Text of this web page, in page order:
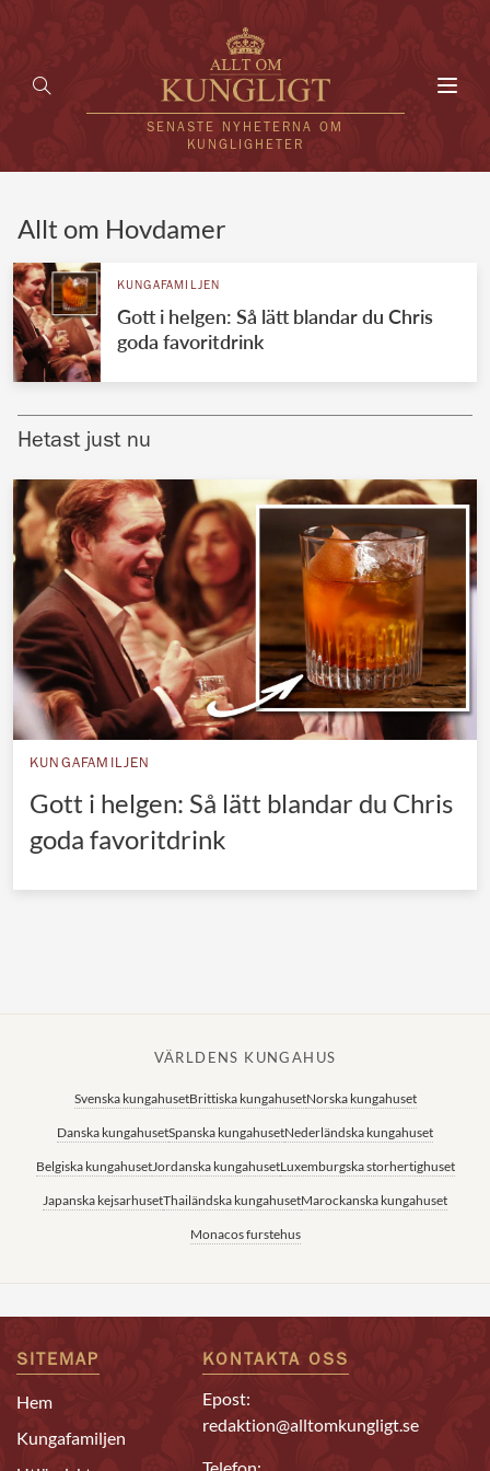
SENASTE NYHETERNA OM
KUNGLIGHETER
UTLÄNDSKT
VÄRLDENS KUNGAHUS
Brittiska kungahuset
Norska kungahuset
Danska kungahuset
Spanska kungahuset
Nederländska kungahuset
Belgiska kungahuset
Jordanska kungahuset
Luxemburgska storhertighuset
Japanska kejsarhuset
Thailändska kungahuset
Allt om Hovdamer
KUNGAFAMILJEN
Gott i helgen: Så lätt blandar du Chris
goda favoritdrink
Hetast just nu
KUNGAFAMILJEN
Gott i helgen: Så lätt blandar du Chris
goda favoritdrink
VÄRLDENS KUNGAHUS
Svenska kungahusetBrittiska kungahusetNorska kungahuset
Danska kungahusetSpanska kungahusetNederländska kungahuset
Belgiska kungahusetJordanska kungahusetLuxemburgska storhertighuset
Japanska kejsarhusetThailändska kungahusetMarockanska kungahuset
Monacos furstehus
SITEMAP
Hem
Kungafamiljen
KONTAKTA OSS
Epost:
redaktion@alltomkungligt.se